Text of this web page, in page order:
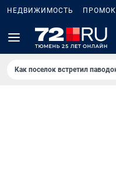
НЕДВИЖИМОСТЬ
Как поселок встретил